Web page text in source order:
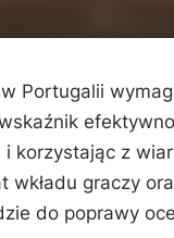
Portugalii
korzystając z
graczy
do poprawy